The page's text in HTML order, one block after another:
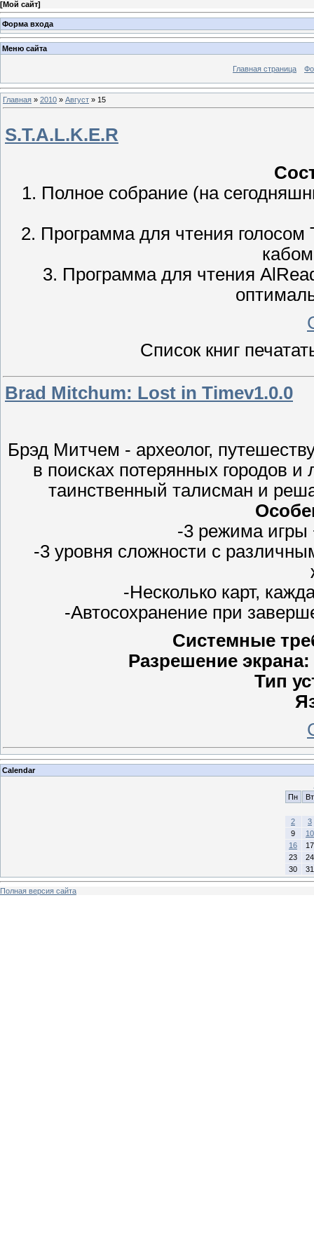
[Мой сайт]
Форма входа
Меню сайта
Главная страница
Главная » 2010 » Август » 15
S.T.A.L.K.E.R
1. Полное собрание (на
2. Программа для чтения голосом
3. Программа для чтения
Список книг
Brad Mitchum: Lost in Timev1.0.0
Брэд Митчем - археолог,
в поисках потерянных городов
таинственный талисман и
-3 режима
-3 уровня сложности с
-Несколько карт,
-Автосохранение при
Системные
Разрешение экрана:
Тип
Calendar
Пн
Вт
2
3
9
10
16
17
23
24
30
31
Полная версия сайта